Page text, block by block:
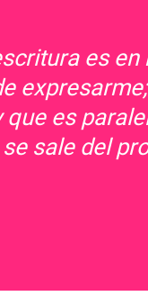
es
que es
sale del